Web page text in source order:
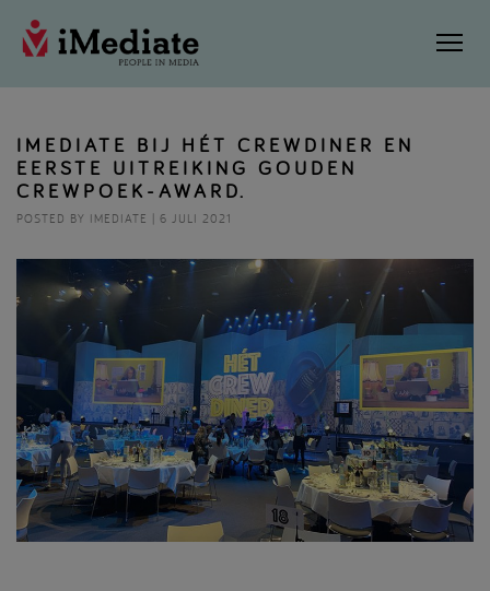
IMEDIATE BIJ HÉT CREWDINER EN
EERSTE UITREIKING GOUDEN
CREWPOEK-AWARD.
POSTED BY IMEDIATE | 6 JULI 2021